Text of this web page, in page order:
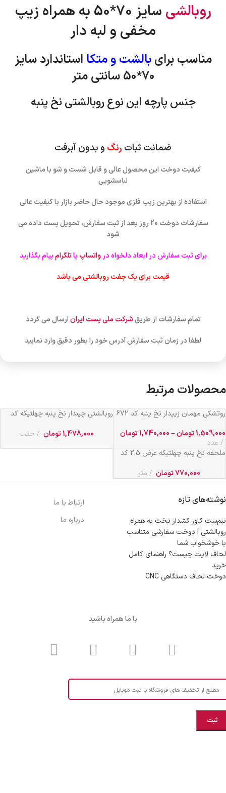
روبالشی
سایز 70*50 به همراه زیپ
مخفی و لبه دار
مناسب برایبالشت و متکا استانداردسایز
70*50 سانتی متر
جنس پارچه این نوع روبالشتی نخ پنبه
ضمانت ثبات رنگ و بدون آبرفت
کیفیت دوخت این محصول عالی و قابل شست و شو با ماشین
لباسشویی
استفاده از بهترین زیپ فلزی موجود حال حاضر بازار با کیفیت عالی
سفارشات دوخت 20 روز بعد از ثبت سفارش، تحویل پست داده می
شود
برای ثبت سفارش در ابعاد دلخواه درواتساپ یاتلگرامپیام بگذارید
قیمت برای یک جفت روبالشتی می باشد
تمام سفارشات از طریقشرکت ملی پست ایرانارسال می گردد
لطفا در زمان ثبت سفارش آدرس خود را بطور دقیق وارد نمایید
محصولات مرتبط
روتشکی مهمان زیپدار نخ پنبه کد 672
1,509,000تومان–
1,740,000تومان
عدد
روبالشتی چیندار نخ پنبه چهلتیکه کد
1,478,000تومان
جفت
ملحفه نخ پنبه چهلتیکه عرض 2.5 کد
770,000تومان متر
نوشته‌های تازه
نیم‌ست کاور کشدار تخت به همراه
روبالشتی | دوخت سفارشی متناسب
با خوشخواب شما
لحاف لایت چیست؟ راهنمای کامل
خرید
دوخت لحاف دستگاهی CNC
ارتباط با ما
درباره ما
با ما همراه باشید
مطلع از تخفیف های فروشگاه با ثبت موبایل